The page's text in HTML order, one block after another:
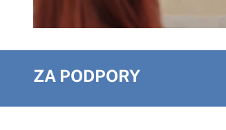
ZA PODPORY